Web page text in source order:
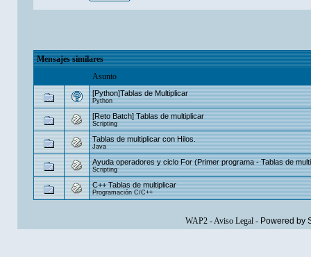
Mensajes similares
Asunto
[Python]Tablas de Multiplicar
Python
[Reto Batch] Tablas de multiplicar
Scripting
Tablas de multiplicar con Hilos.
Java
Ayuda operadores y ciclo For (Primer programa - Tablas de
Scripting
C++ Tablas de multiplicar
Programación C/C++
WAP2-Aviso Legal- Powered by